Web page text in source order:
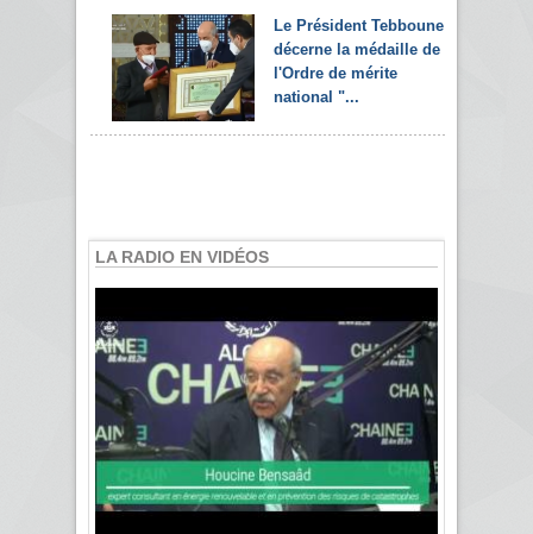
Le Président Tebboune
décerne la médaille de
l'Ordre de mérite
national "...
LA RADIO EN VIDÉOS